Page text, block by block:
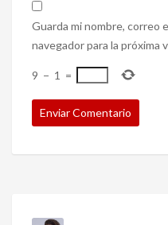
Guarda mi nombre, correo
navegador para la próxima
9 − 1 =